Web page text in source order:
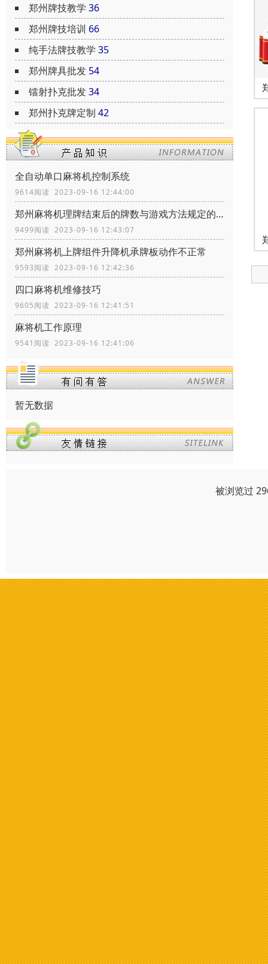
郑州牌技教学 36
郑州牌技培训 66
纯手法牌技教学 35
郑州牌具批发 54
镭射扑克批发34
郑州扑克牌定制 42
全自动单口麻将机控制系统
9614阅读 2023-09-16 12:44:00
郑州麻将机理牌结束后的牌数与游戏方法规定的不一致
9499阅读 2023-09-16 12:43:07
郑州麻将机上牌组件升降机承牌板动作不正常
9593阅读 2023-09-16 12:42:36
四口麻将机维修技巧
9605阅读 2023-09-16 12:41:51
麻将机工作原理
9541阅读 2023-09-16 12:41:06
暂无数据
被浏览过